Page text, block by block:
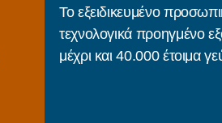
Το εξειδικευμένο
τεχνολογικά προηγμένο
μέχρι και 40.000 έτοιμα